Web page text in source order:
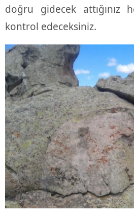
doğru gidecek attığınız
kontrol edeceksiniz.